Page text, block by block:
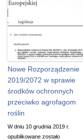
Nowe Rozporządzenie
2019/2072 w sprawie
środków ochronnych
przeciwko agrofagom
roślin
W dniu 10 grudnia 2019 r.
opublikowane zostało